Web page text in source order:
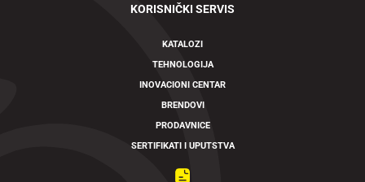
KORISNIČKI SERVIS
KATALOZI
TEHNOLOGIJA
INOVACIONI CENTAR
BRENDOVI
PRODAVNICE
SERTIFIKATI I UPUTSTVA